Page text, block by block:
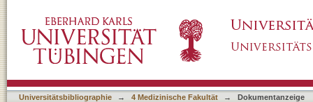
allogeneic stem cell transplantation for
Universitätsbibliographie → 4 Medizinische Fakultät → Dokumentanzeige